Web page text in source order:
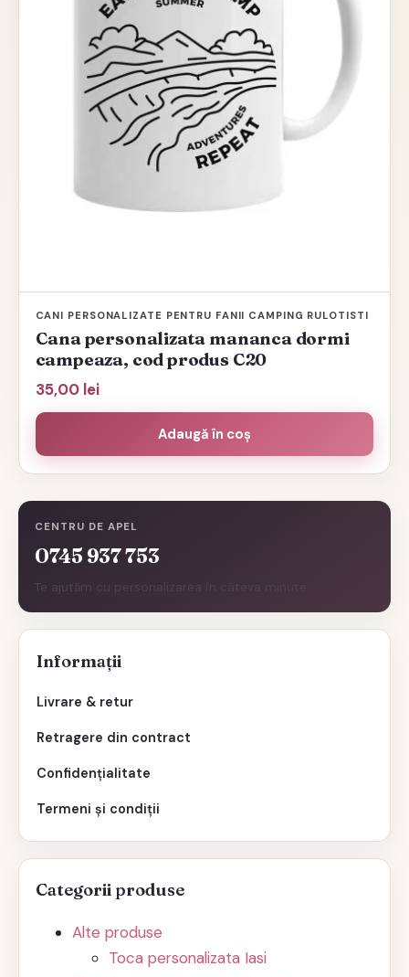
CENTRU DE APEL
0745 937 753
Te ajutăm cu personalizarea în câteva minute.
Informații
Livrare & retur
Retragere din contract
Confidențialitate
Termeni și condiții
Categorii produse
Alte produse
Toca personalizata Iasi
CANI PERSONALIZATE PENTRU FANII CAMPING RULOTISTI
Cana personalizata mananca dormi
campeaza, cod produs C20
35,00 lei
Adaugă în coș